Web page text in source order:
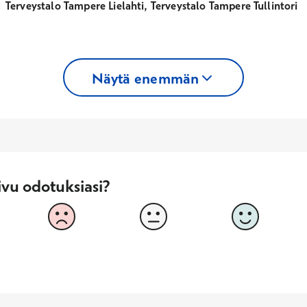
Terveystalo Tampere Lielahti, Terveystalo Tampere Tullintori
Näytä enemmän
odotuksiasi?
2 3 4